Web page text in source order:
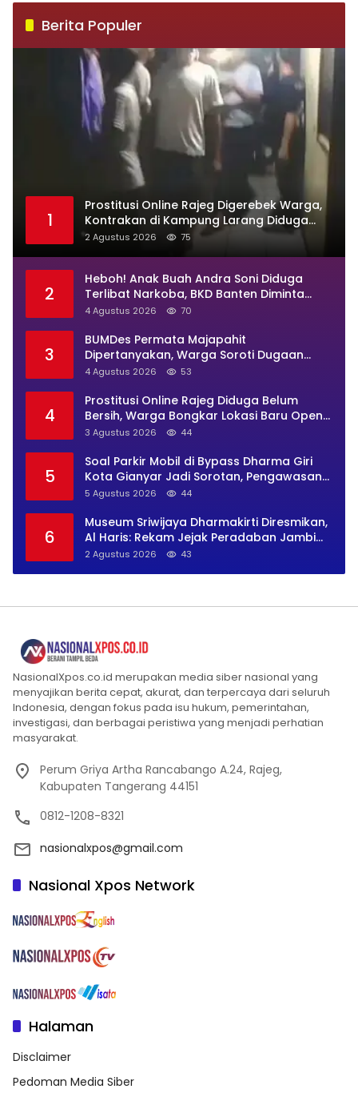
Berita Populer
1
Prostitusi Online Rajeg Digerebek Warga,
Kontrakan di Kampung Larang Diduga
Jadi Sarang Maksiat
2 Agustus 2026 75
2
Heboh! Anak Buah Andra Soni Diduga
Terlibat Narkoba, BKD Banten Diminta
Buka Suara
4 Agustus 2026 70
3
BUMDes Permata Majapahit
Dipertanyakan, Warga Soroti Dugaan
Pengelolaan Tak Transparan
4 Agustus 2026 53
4
Prostitusi Online Rajeg Diduga Belum
Bersih, Warga Bongkar Lokasi Baru Open
BO Usai Penggerebekan
3 Agustus 2026 44
5
Soal Parkir Mobil di Bypass Dharma Giri
Kota Gianyar Jadi Sorotan, Pengawasan
Inkait Dipertanyakan
5 Agustus 2026 44
6
Museum Sriwijaya Dharmakirti Diresmikan,
Al Haris: Rekam Jejak Peradaban Jambi
Secara Utuh
2 Agustus 2026 43
NasionalXpos.co.id merupakan media siber nasional yang
menyajikan berita cepat, akurat, dan terpercaya dari seluruh
Indonesia, dengan fokus pada isu hukum, pemerintahan,
investigasi, dan berbagai peristiwa yang menjadi perhatian
masyarakat.
Perum Griya Artha Rancabango A.24, Rajeg,
Kabupaten Tangerang 44151
0812-1208-8321
nasionalxpos@gmail.com
Nasional Xpos Network
Halaman
Disclaimer
Pedoman Media Siber